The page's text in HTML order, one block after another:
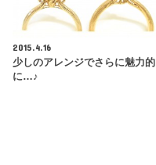
2015.4.16
少しのアレンジでさらに魅力的
に…♪